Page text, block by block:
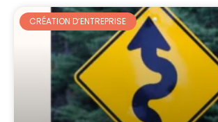
CRÉATION D’ENTREPRISE